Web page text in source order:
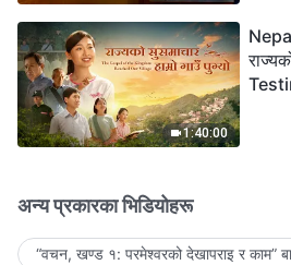
1:40:00
अन्य प्रकारका भिडियोहरू
“वचन, खण्ड १: परमेश्‍वरको देखापराइ र काम”